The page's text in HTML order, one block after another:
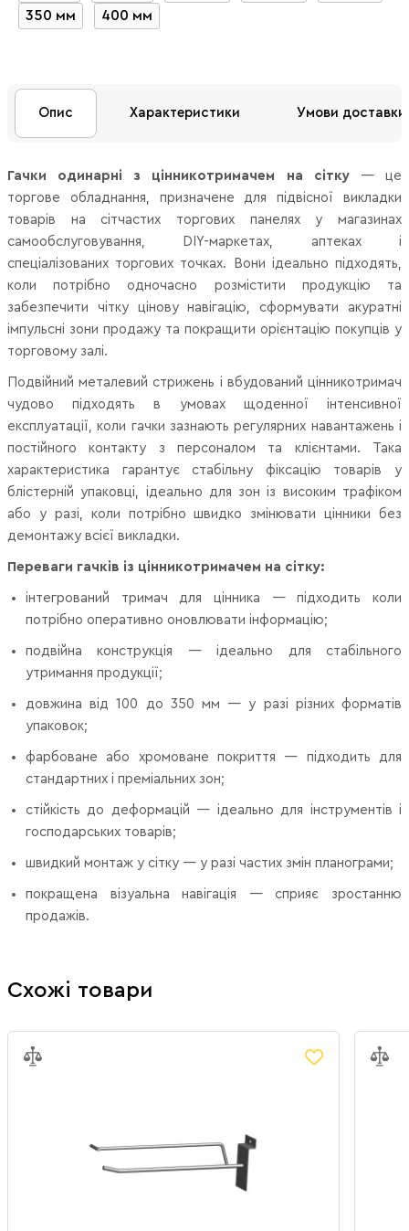
350 мм
400 мм
Опис Характеристики Умови доставки
Гачки одинарні з цінникотримачем на сітку— це
торгове обладнання, призначене для підвісної викладки
товарів на сітчастих торгових панелях у магазинах
самообслуговування, DIY-маркетах, аптеках і
спеціалізованих торгових точках. Вони ідеально підходять,
коли потрібно одночасно розмістити продукцію та
забезпечити чітку цінову навігацію, сформувати акуратні
імпульсні зони продажу та покращити орієнтацію покупців у
торговому залі.
Подвійний металевий стрижень і вбудований цінникотримач
чудово підходять в умовах щоденної інтенсивної
експлуатації, коли гачки зазнають регулярних навантажень і
постійного контакту з персоналом та клієнтами. Така
характеристика гарантує стабільну фіксацію товарів у
блістерній упаковці, ідеально для зон із високим трафіком
або у разі, коли потрібно швидко змінювати цінники без
демонтажу всієї викладки.
Переваги гачків із цінникотримачем на сітку:
інтегрований тримач для цінника — підходить коли
потрібно оперативно оновлювати інформацію;
подвійна конструкція — ідеально для стабільного
утримання продукції;
довжина від 100 до 350 мм — у разі різних форматів
упаковок;
фарбоване або хромоване покриття — підходить для
стандартних і преміальних зон;
стійкість до деформацій — ідеально для інструментів і
господарських товарів;
швидкий монтаж у сітку — у разі частих змін планограми;
покращена візуальна навігація — сприяє зростанню
продажів.
Схожі товари